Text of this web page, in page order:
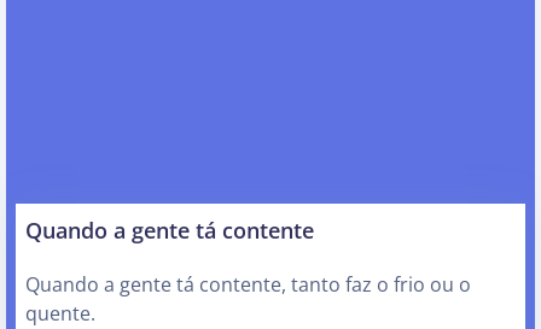
Quando a gente tá contente
Quando a gente tá contente, tanto faz o frio ou o
quente.